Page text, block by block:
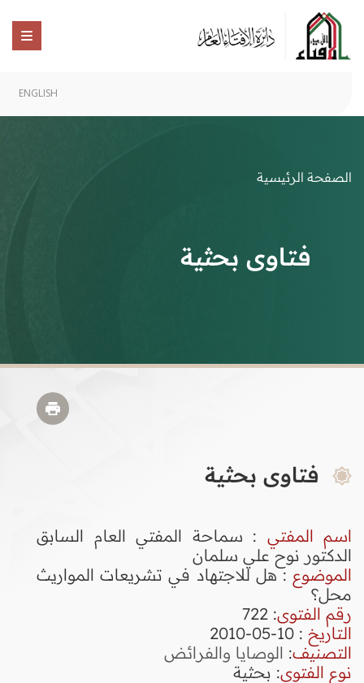
ENGLISH
الصفحة الرئيسية
فتاوى بحثية
فتاوى بحثية
اسم المفتي : سماحة المفتي العام السابق
الدكتور نوح علي سلمان
الموضوع : هل للاجتهاد في تشريعات المواريث
محل؟
رقم الفتوى:
722
التاريخ : 10-05-2010
التصنيف: الوصايا والفرائض
نوع الفتوى: بحثية